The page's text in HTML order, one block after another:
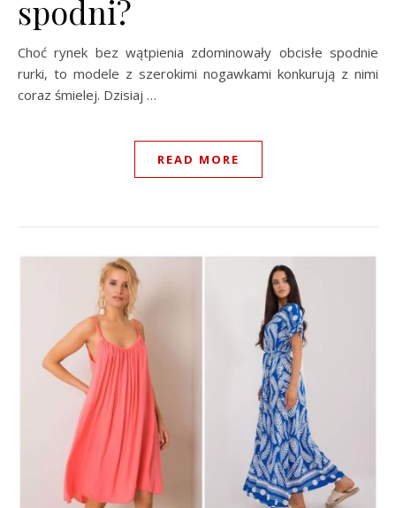
spodni?
Choć rynek bez wątpienia zdominowały obcisłe spodnie
rurki, to modele z szerokimi nogawkami konkurują z nimi
coraz śmielej. Dzisiaj …
READ MORE